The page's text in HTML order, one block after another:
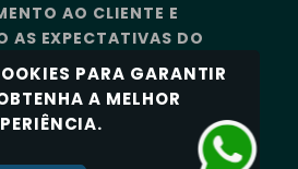
AO CLIENTE E
AS EXPECTATIVAS DO
A CTE ENGENHARIA
UMA EQUIPE DE
ALTAMENTE
E ESPECIALIZADOS.
PARA GARANTIR
A MELHOR